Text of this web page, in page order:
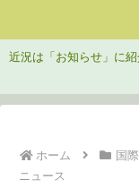
近況は「お知らせ」に
ホーム 国
ニュース